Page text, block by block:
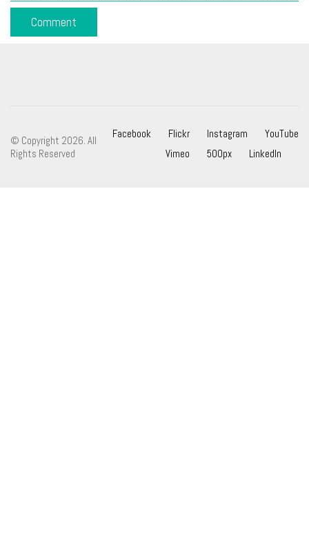
Facebook Flickr Instagram
YouTube
Vimeo
500px LinkedIn
© Copyright 2026. All
Rights Reserved